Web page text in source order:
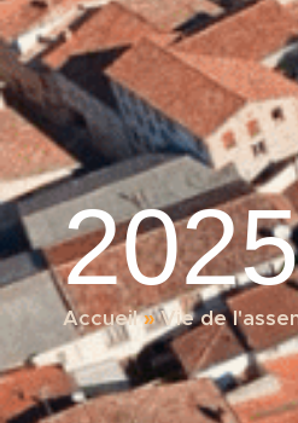
Accueil»Vie de